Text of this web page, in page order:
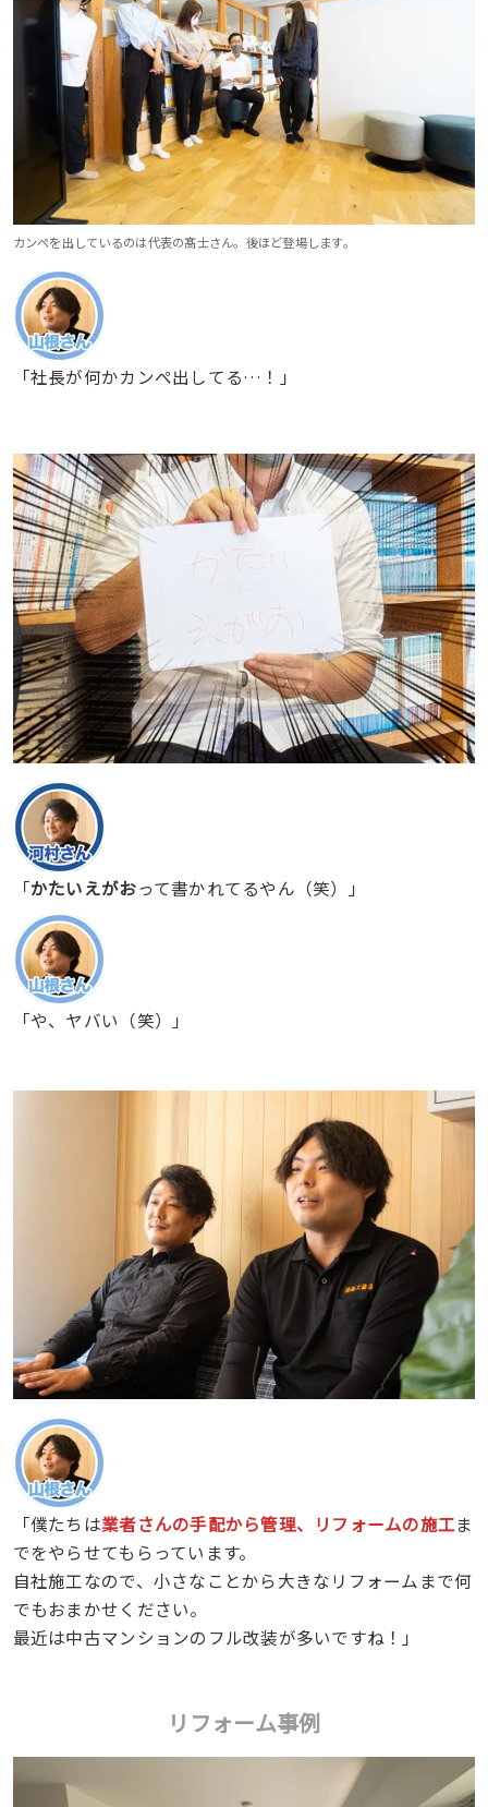
カンペを出しているのは代表の髙士さん。後ほど登場します。
「社長が何かカンペ出してる…！」
「かたいえがおって書かれてるやん（笑）」
「や、ヤバい（笑）」
「僕たちは業者さんの手配から管理、リフォームの施工ま
でをやらせてもらっています。
自社施工なので、小さなことから大きなリフォームまで何
でもおまかせください。
最近は中古マンションのフル改装が多いですね！」
リフォーム事例